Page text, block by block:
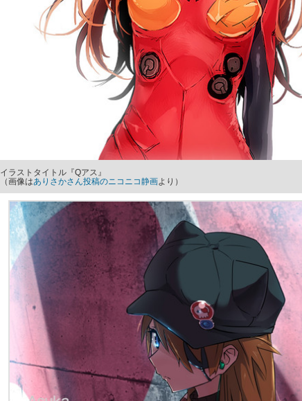
イラストタイトル『Qアス』
（画像はありさかさん投稿のニコニコ静画より）